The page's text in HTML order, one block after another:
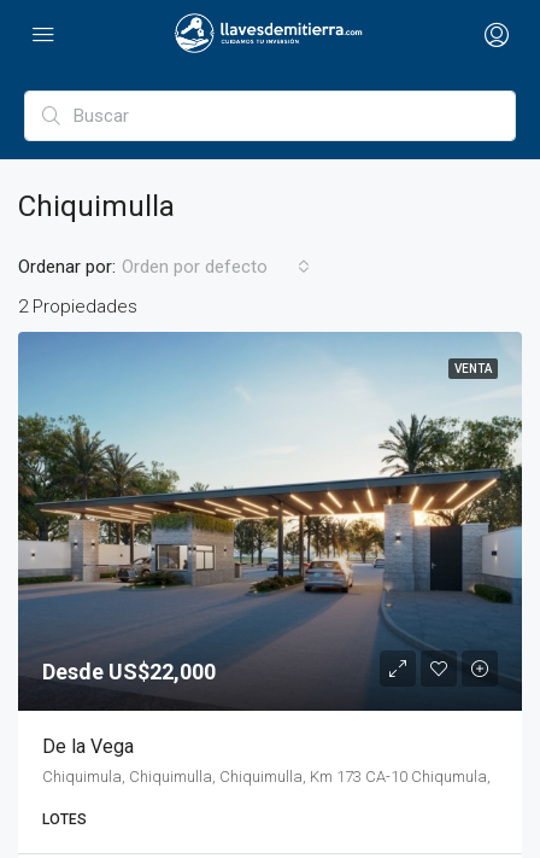
Chiquimulla
2 Propiedades
Ordenar por: Orden por defecto
VENTA
Desde US$22,000
De la Vega
Chiquimula, Chiquimulla, Chiquimulla, Km 173 CA-10 Chiqumula,
LOTES